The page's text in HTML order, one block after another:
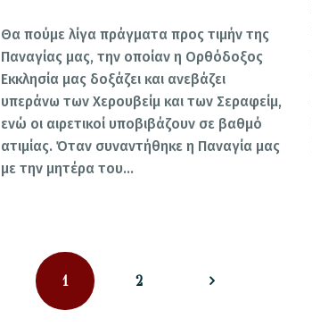
Θα πούμε λίγα πράγματα προς τιμήν της
Παναγίας μας, την οποίαν η Ορθόδοξος
Εκκλησία μας δοξάζει και ανεβάζει
υπεράνω των Χερουβείμ και των Σεραφείμ,
ενώ οι αιρετικοί υποβιβάζουν σε βαθμό
ατιμίας. Όταν συναντήθηκε η Παναγία μας
με την μητέρα του…
PAGE
1 PAGE
2